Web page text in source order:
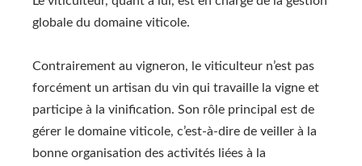
globale du domaine viticole.
Contrairement au vigneron, le viticulteur n’est pas
forcément un artisan du vin qui travaille la vigne et
participe à la vinification. Son rôle principal est de
gérer le domaine viticole, c’est-à-dire de veiller à la
bonne organisation des activités liées à la